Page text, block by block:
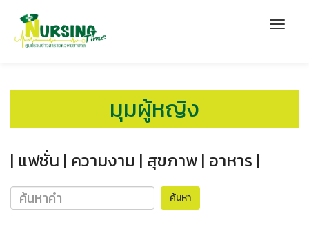
มุมผู้หญิง
| แฟชั่น | ความงาม | สุขภาพ | อาหาร |
ค้นหา